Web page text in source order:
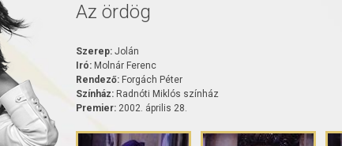
Az ördög
Szerep: Jolán
Iró: Molnár Ferenc
Rendező: Forgách Péter
Színház: Radnóti Miklós színház
Premier: 2002. április 28.